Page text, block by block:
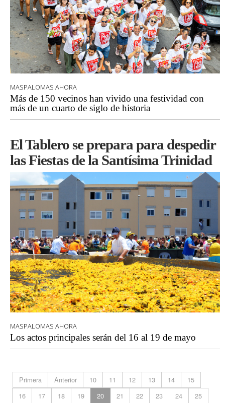
MASPALOMAS AHORA
Más de 150 vecinos han vivido una festividad con
más de un cuarto de siglo de historia
El Tablero se prepara para despedir
las Fiestas de la Santísima Trinidad
MASPALOMAS AHORA
Los actos principales serán del 16 al 19 de mayo
Primera Anterior 10 11 12 13 14
15
16
17 18 19 20 21 22 23 24
25